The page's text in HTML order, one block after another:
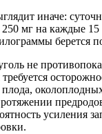
иначе:
250 мг на каждые 15
берется
не
плода,
усиления